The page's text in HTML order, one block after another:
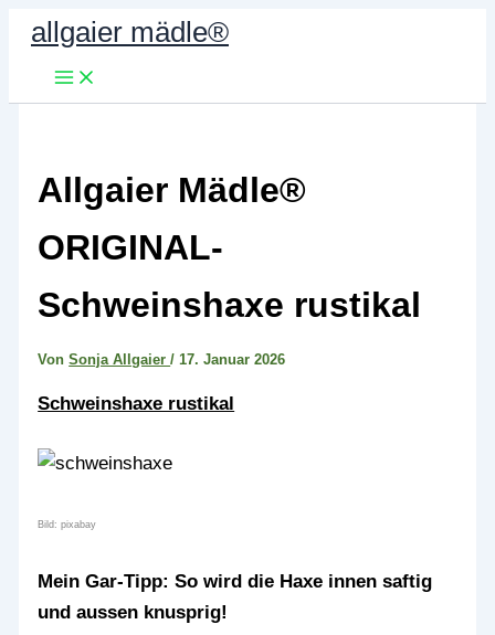
Zum
Inhalt
springen
allgaier mädle®
Allgaier Mädle®
ORIGINAL-
Schweinshaxe rustikal
VonSonja Allgaier/17. Januar 2026
Schweinshaxe rustikal
Bild: pixabay
Mein Gar-Tipp: So wird die Haxe innen saftig
und aussen knusprig!